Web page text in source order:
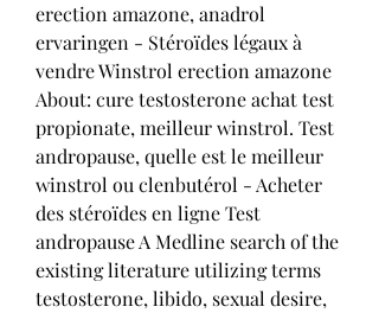
erection amazone, anadrol
ervaringen - Stéroïdes légaux à
vendre Winstrol erection amazone
About: cure testosterone achat test
propionate, meilleur winstrol. Test
andropause, quelle est le meilleur
winstrol ou clenbutérol - Acheter
des stéroïdes en ligne Test
andropause A Medline search of the
existing literature utilizing terms
testosterone, libido, sexual desire,